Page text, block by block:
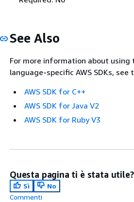
See Also
For more information about using
language-specific AWS SDKs,
AWS SDK for C++
AWS SDK for Java V2
AWS SDK for Ruby V3
Questa pagina ti è stata utile?
Sì
No
Commenti